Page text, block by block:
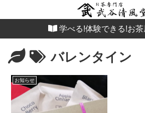
学べる!体験できる!お
バレンタイン
お知らせ